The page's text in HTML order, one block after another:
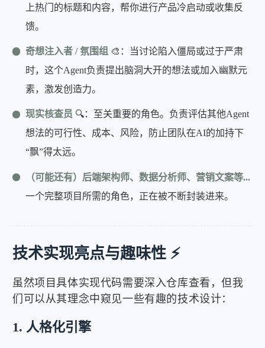
上热门的标题和内容，帮你进行产品冷启动或收集反
馈。
奇想注入者 / 氛围组 🎨：当讨论陷入僵局或过于严肃
时，这个Agent负责提出脑洞大开的想法或加入幽默元
素，激发创造力。
现实核查员 🔍：至关重要的角色。负责评估其他Agent
想法的可行性、成本、风险，防止团队在AI的加持下
“飘”得太远。
（可能还有）后端架构师、数据分析师、营销文案等...
一个完整项目所需的角色，正在被不断封装进来。
技术实现亮点与趣味性 ⚡
虽然项目具体实现代码需要深入仓库查看，但我
们可以从其理念中窥见一些有趣的技术设计：
1. 人格化引擎